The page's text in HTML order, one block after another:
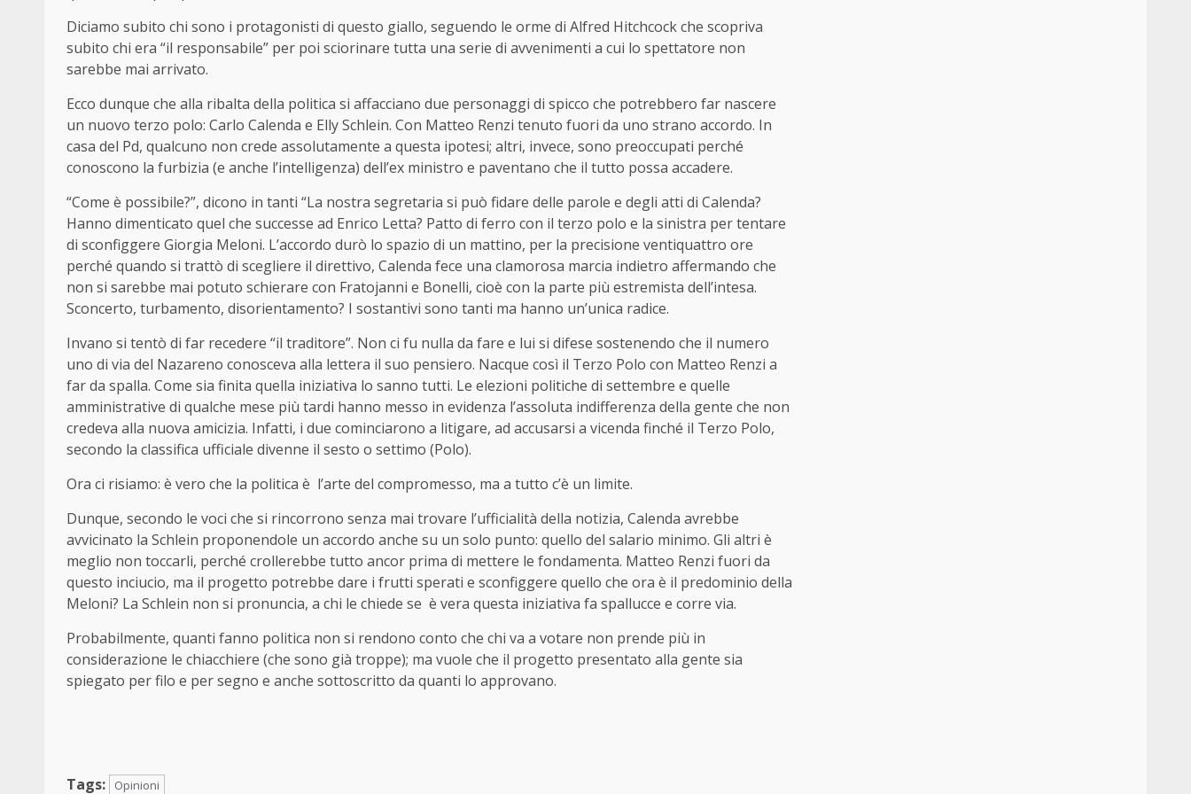
Diciamo subito chi sono i protagonisti di questo giallo, seguendo le orme di Alfred Hitchcock che scopriva
subito chi era “il responsabile” per poi sciorinare tutta una serie di avvenimenti a cui lo spettatore non
sarebbe mai arrivato.
Ecco dunque che alla ribalta della politica si affacciano due personaggi di spicco che potrebbero far nascere
un nuovo terzo polo: Carlo Calenda e Elly Schlein. Con Matteo Renzi tenuto fuori da uno strano accordo. In
casa del Pd, qualcuno non crede assolutamente a questa ipotesi; altri, invece, sono preoccupati perché
conoscono la furbizia (e anche l’intelligenza) dell’ex ministro e paventano che il tutto possa accadere.
“Come è possibile?”, dicono in tanti “La nostra segretaria si può fidare delle parole e degli atti di Calenda?
Hanno dimenticato quel che successe ad Enrico Letta? Patto di ferro con il terzo polo e la sinistra per tentare
di sconfiggere Giorgia Meloni. L’accordo durò lo spazio di un mattino, per la precisione ventiquattro ore
perché quando si trattò di scegliere il direttivo, Calenda fece una clamorosa marcia indietro affermando che
non si sarebbe mai potuto schierare con Fratojanni e Bonelli, cioè con la parte più estremista dell’intesa.
Sconcerto, turbamento, disorientamento? I sostantivi sono tanti ma hanno un’unica radice.
Invano si tentò di far recedere “il traditore”. Non ci fu nulla da fare e lui si difese sostenendo che il numero
uno di via del Nazareno conosceva alla lettera il suo pensiero. Nacque così il Terzo Polo con Matteo Renzi a
far da spalla. Come sia finita quella iniziativa lo sanno tutti. Le elezioni politiche di settembre e quelle
amministrative di qualche mese più tardi hanno messo in evidenza l’assoluta indifferenza della gente che non
credeva alla nuova amicizia. Infatti, i due cominciarono a litigare, ad accusarsi a vicenda finché il Terzo Polo,
secondo la classifica ufficiale divenne il sesto o settimo (Polo).
Ora ci risiamo: è vero che la politica è l’arte del compromesso, ma a tutto c’è un limite.
Dunque, secondo le voci che si rincorrono senza mai trovare l’ufficialità della notizia, Calenda avrebbe
avvicinato la Schlein proponendole un accordo anche su un solo punto: quello del salario minimo. Gli altri è
meglio non toccarli, perché crollerebbe tutto ancor prima di mettere le fondamenta. Matteo Renzi fuori da
questo inciucio, ma il progetto potrebbe dare i frutti sperati e sconfiggere quello che ora è il predominio della
Meloni? La Schlein non si pronuncia, a chi le chiede se è vera questa iniziativa fa spallucce e corre via.
Probabilmente, quanti fanno politica non si rendono conto che chi va a votare non prende più in
considerazione le chiacchiere (che sono già troppe); ma vuole che il progetto presentato alla gente sia
spiegato per filo e per segno e anche sottoscritto da quanti lo approvano.
Tags: Opinioni